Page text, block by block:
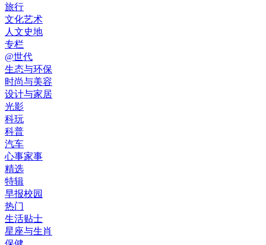
旅行
文化艺术
人文史地
专栏
@世代
生态与环保
时尚与美容
设计与家居
光影
科玩
科普
汽车
心事家事
精选
特辑
早报校园
热门
生活贴士
星座与生肖